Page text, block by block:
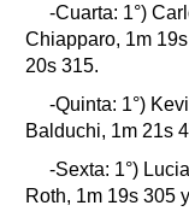
-Cuarta: 1°)
Chiapparo, 1m
20s 315.
-Quinta: 1°)
Balduchi, 1m 21s
-Sexta: 1°)
Roth, 1m 19s 305